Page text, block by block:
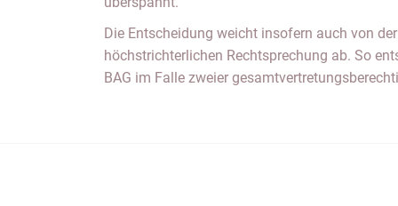
Die Entscheidung weicht insofern auch von
höchstrichterlichen Rechtsprechung ab. So
BAG im Falle zweier